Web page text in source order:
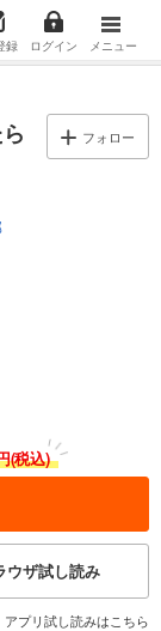
録 ログイン メニュー
フォロー
(税込)
ウザ試し読み
アプリ試し読みはこちら